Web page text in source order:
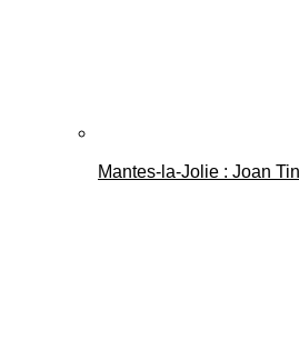
Mantes-la-Jolie : Joan